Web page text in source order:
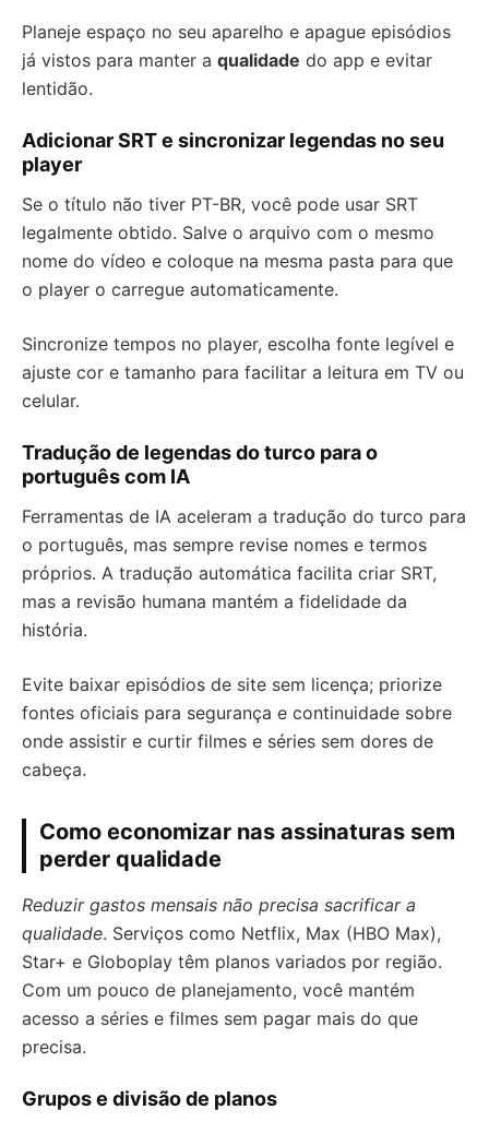
Planeje espaço no seu aparelho e apague episódios
já vistos para manter a qualidade do app e evitar
lentidão.
Adicionar SRT e sincronizar legendas no seu
player
Se o título não tiver PT-BR, você pode usar SRT
legalmente obtido. Salve o arquivo com o mesmo
nome do vídeo e coloque na mesma pasta para que
o player o carregue automaticamente.
Sincronize tempos no player, escolha fonte legível e
ajuste cor e tamanho para facilitar a leitura em TV ou
celular.
Tradução de legendas do turco para o
português com IA
Ferramentas de IA aceleram a tradução do turco para
o português, mas sempre revise nomes e termos
próprios. A tradução automática facilita criar SRT,
mas a revisão humana mantém a fidelidade da
história.
Evite baixar episódios de site sem licença; priorize
fontes oficiais para segurança e continuidade sobre
onde assistir e curtir filmes e séries sem dores de
cabeça.
Como economizar nas assinaturas sem
perder qualidade
Reduzir gastos mensais não precisa sacrificar a
qualidade. Serviços como Netflix, Max (HBO Max),
Star+ e Globoplay têm planos variados por região.
Com um pouco de planejamento, você mantém
acesso a séries e filmes sem pagar mais do que
precisa.
Grupos e divisão de planos